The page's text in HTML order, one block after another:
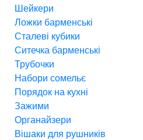
Шейкери
Ложки барменські
Сталеві кубики
Ситечка барменські
Трубочки
Набори сомельє
Порядок на кухні
Зажими
Органайзери
Вішаки для рушників